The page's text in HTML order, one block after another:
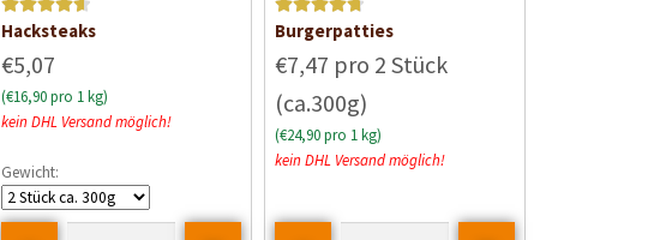
Bewertet
von 5
Hacksteaks
€5,07
(€16,90 pro 1 kg)
kein DHL Versand möglich!
Gewicht:
Bewertet mit
Burgerpatties
€7,47 pro 2 Stück
(ca.300g)
(€24,90 pro 1 kg)
kein DHL Versand möglich!